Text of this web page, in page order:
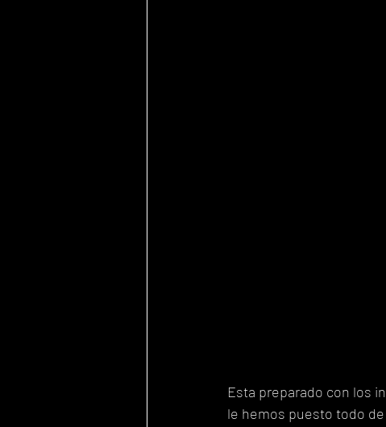
Esta preparado con los
le hemos puesto todo